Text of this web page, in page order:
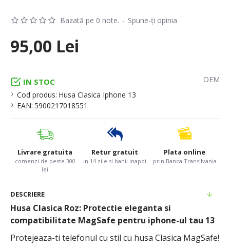
IN STOC
Cod produs: Husa Clasica Iphone 13
EAN: 5900217018551
OEM
Bazată pe 0 note. - Spune-ţi opinia
95,00 Lei
Livrare gratuita
comenzi de peste 300
lei
Retur gratuit
in 14 zile si banii inapoi
Plata online
prin Banca Transilvania
DESCRIERE
Husa Clasica Roz: Protectie eleganta si
compatibilitate MagSafe pentru iphone-ul tau 13
Protejeaza-ti telefonul cu stil cu husa Clasica MagSafe!